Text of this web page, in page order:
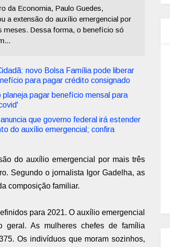
da Economia, Paulo Guedes,
a extensão do auxílio emergencial por
meses. Dessa forma, o benefício só
novo Bolsa Família pode liberar
para pagar crédito consignado
planeja pagar benefício mensal para
que governo federal irá estender
do auxílio emergencial; confira
do auxílio emergencial por mais três
Segundo o jornalista Igor Gadelha, as
composição familiar.
para 2021. O auxílio emergencial
As mulheres chefes de família
Os indivíduos que moram sozinhos,